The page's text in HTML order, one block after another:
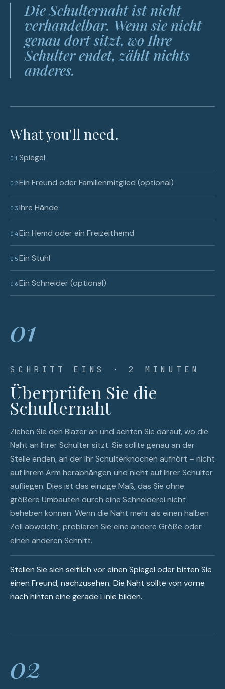
Die Schulternaht ist nicht
verhandelbar. Wenn sie nicht
genau dort sitzt, wo Ihre
Schulter endet, zählt nichts
anderes.
What you'll need.
01 Spiegel
02 Ein Freund oder Familienmitglied (optional)
03 Ihre Hände
04 Ein Hemd oder ein Freizeithemd
05 Ein Stuhl
06 Ein Schneider (optional)
01
SCHRITT EINS · 2 MINUTEN
Überprüfen Sie die
Schulternaht
Ziehen Sie den Blazer an und achten Sie darauf, wo die
Naht an Ihrer Schulter sitzt. Sie sollte genau an der
Stelle enden, an der Ihr Schulterknochen aufhört – nicht
auf Ihrem Arm herabhängen und nicht auf Ihrer Schulter
aufliegen. Dies ist das einzige Maß, das Sie ohne
größere Umbauten durch eine Schneiderei nicht
beheben können. Wenn die Naht mehr als einen halben
Zoll abweicht, probieren Sie eine andere Größe oder
einen anderen Schnitt.
Stellen Sie sich seitlich vor einen Spiegel oder bitten Sie
einen Freund, nachzusehen. Die Naht sollte von vorne
nach hinten eine gerade Linie bilden.
02